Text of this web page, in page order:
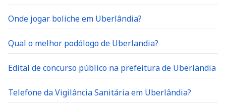
Onde jogar boliche em Uberlândia?
Qual o melhor podólogo de Uberlandia?
Edital de concurso público na prefeitura de Uberlandia
Telefone da Vigilância Sanitária em Uberlândia?